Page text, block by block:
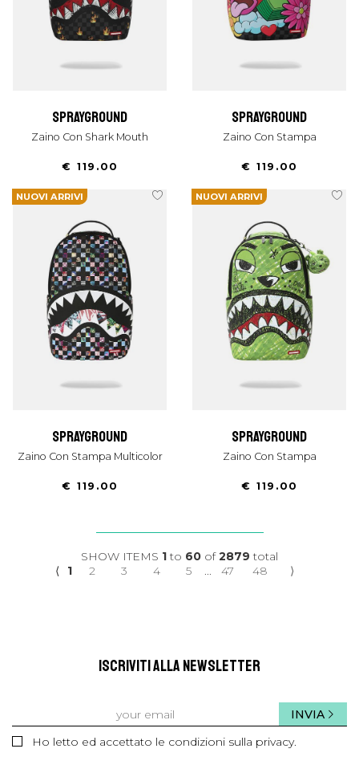
sprayground
Zaino Con Shark Mouth
€ 119.00
sprayground
Zaino Con Stampa
€ 119.00
NUOVI ARRIVI
sprayground
Zaino Con Stampa Multicolor
€ 119.00
NUOVI ARRIVI
sprayground
Zaino Con Stampa
€ 119.00
SHOW ITEMS 1to 60 of2879 total
⟨
1 2 3 4 5 ... 47 48 ⟩
ISCRIVITI ALLA NEWSLETTER
Ho letto ed accettato le condizioni sulla privacy.
INVIA